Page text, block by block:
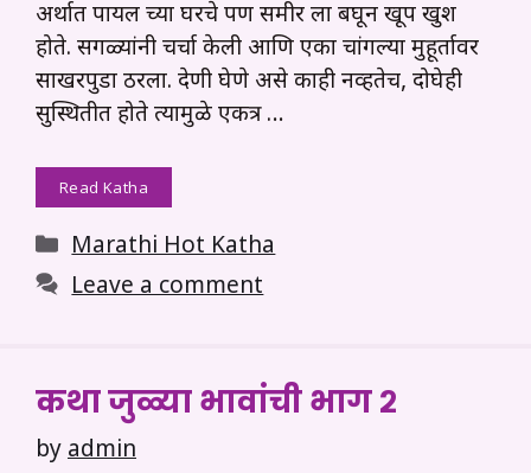
अर्थात पायल च्या घरचे पण समीर ला बघून खूप खुश
होते. सगळ्यांनी चर्चा केली आणि एका चांगल्या मुहूर्तावर
साखरपुडा ठरला. देणी घेणे असे काही नव्हतेच, दोघेही
सुस्थितीत होते त्यामुळे एकत्र …
Read Katha
Categories
Marathi Hot Katha
Leave a comment
कथा जुळ्या भावांची भाग २
by admin